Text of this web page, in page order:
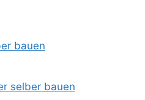
bauen
selber bauen